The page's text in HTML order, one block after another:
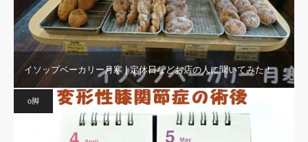
イソップベーカリー月寒 | 定休日などお店の人に聞いてみた！
o脚